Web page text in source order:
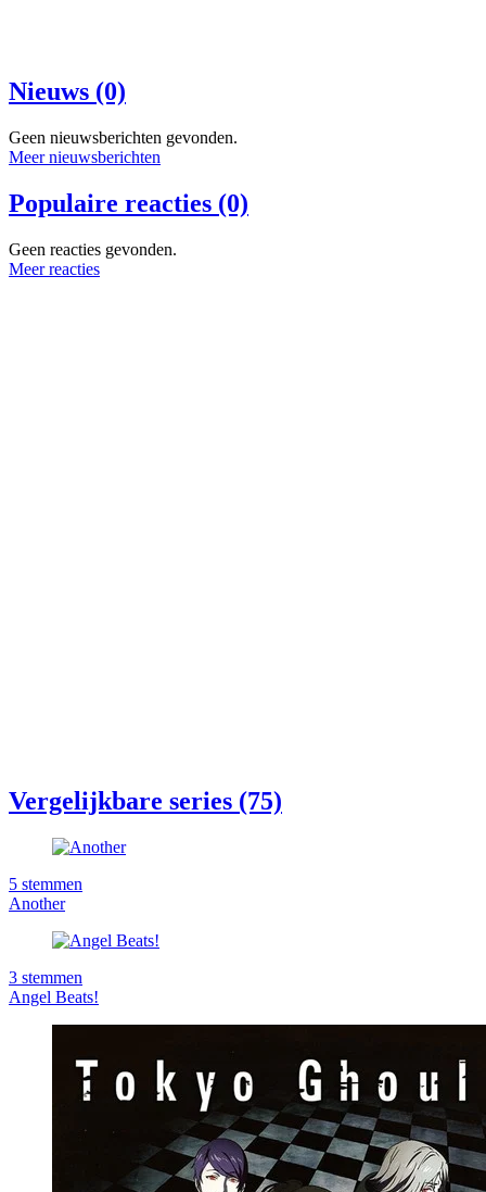
Nieuws (0)
Geen nieuwsberichten gevonden.
Meer nieuwsberichten
Populaire reacties (0)
Geen reacties gevonden.
Meer reacties
Vergelijkbare series (75)
5 stemmen
Another
3 stemmen
Angel Beats!